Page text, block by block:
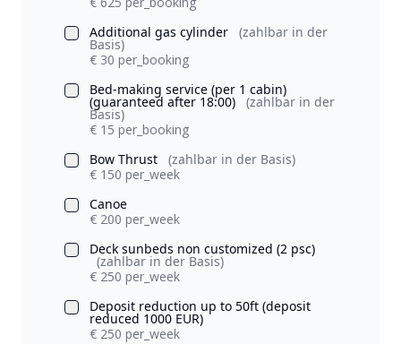
Additional gas cylinder
(zahlbar in der
Basis)
€ 30 per_booking
Bed-making service (per 1 cabin)
(guaranteed after 18:00) (zahlbar in der
Basis)
€ 15 per_booking
Bow Thrust
(zahlbar in der Basis)
€ 150 per_week
Canoe
€ 200 per_week
Deck sunbeds non customized (2 psc)
(zahlbar in der Basis)
€ 250 per_week
Deposit reduction up to 50ft (deposit
reduced 1000 EUR)
€ 250 per_week